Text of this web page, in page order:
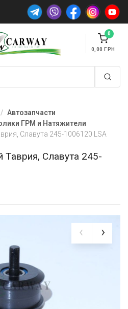
0
0,00
Автозапчасти
ГРМ и Натяжители
Славута 245-1006120 LSA
Славута 245-